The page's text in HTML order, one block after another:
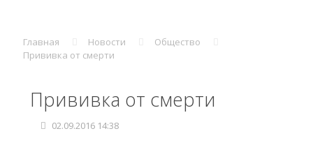
Главная Новости
Общество
Прививка от смерти
Прививка от смерти
02.09.2016 14:38